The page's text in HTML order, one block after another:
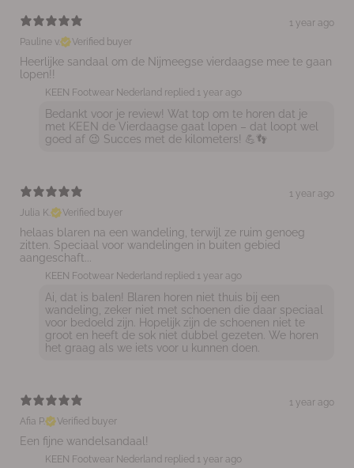
1 year ago
Pauline v.
Verified buyer
Heerlijke sandaal om de Nijmeegse vierdaagse mee te gaan
lopen!!
KEEN Footwear Nederland replied 1 year ago
Bedankt voor je review! Wat top om te horen dat je
met KEEN de Vierdaagse gaat lopen – dat loopt wel
goed af 😉 Succes met de kilometers! 💪👣
1 year ago
Julia K.
Verified buyer
helaas blaren na een wandeling, terwijl ze ruim genoeg
zitten. Speciaal voor wandelingen in buiten gebied
aangeschaft...
KEEN Footwear Nederland replied 1 year ago
Ai, dat is balen! Blaren horen niet thuis bij een
wandeling, zeker niet met schoenen die daar speciaal
voor bedoeld zijn. Hopelijk zijn de schoenen niet te
groot en heeft de sok niet dubbel gezeten. We horen
het graag als we iets voor u kunnen doen.
1 year ago
Afia P.
Verified buyer
Een fijne wandelsandaal!
KEEN Footwear Nederland replied 1 year ago